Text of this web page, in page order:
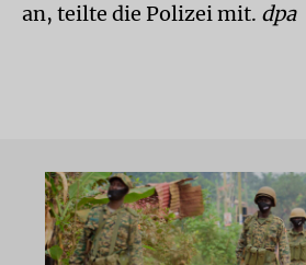
an, teilte die Polizei mit. dpa